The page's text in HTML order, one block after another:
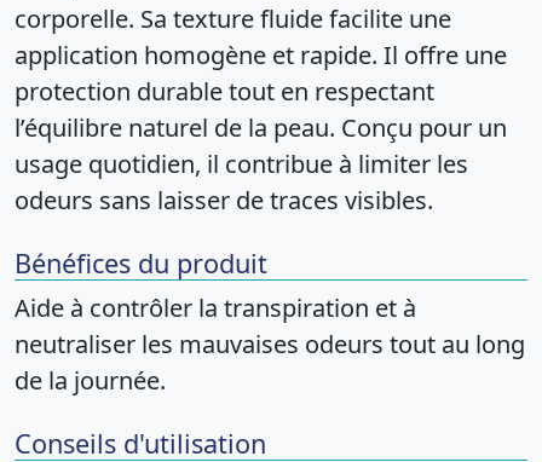
corporelle. Sa texture fluide facilite une
application homogène et rapide. Il offre une
protection durable tout en respectant
l’équilibre naturel de la peau. Conçu pour un
usage quotidien, il contribue à limiter les
odeurs sans laisser de traces visibles.
Bénéfices du produit
Aide à contrôler la transpiration et à
neutraliser les mauvaises odeurs tout au long
de la journée.
Conseils d'utilisation